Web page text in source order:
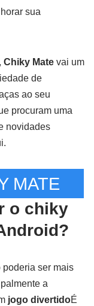
sua
Chiky Mate vai um
de
ao seu
procuram uma
novidades
MATE
o chiky
ser mais
a
jogo divertidoÉ